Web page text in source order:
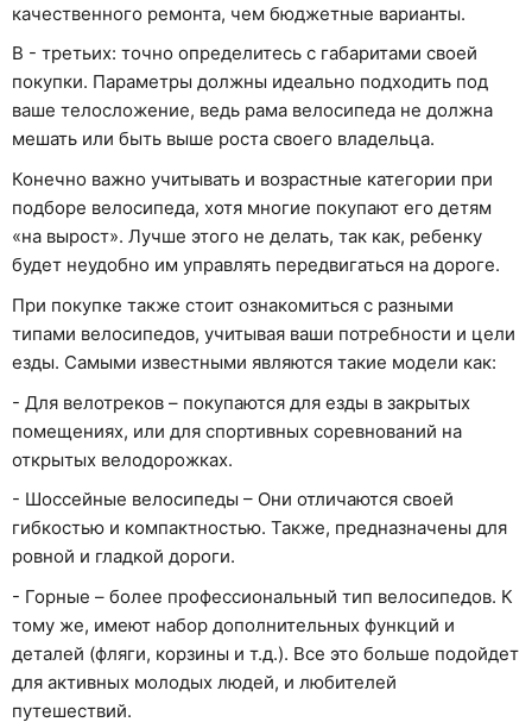
качественного ремонта, чем бюджетные варианты.
В - третьих: точно определитесь с габаритами своей
покупки. Параметры должны идеально подходить под
ваше телосложение, ведь рама велосипеда не должна
мешать или быть выше роста своего владельца.
Конечно важно учитывать и возрастные категории при
подборе велосипеда, хотя многие покупают его детям
«на вырост». Лучше этого не делать, так как, ребенку
будет неудобно им управлять передвигаться на дороге.
При покупке также стоит ознакомиться с разными
типами велосипедов, учитывая ваши потребности и цели
езды. Самыми известными являются такие модели как:
- Для велотреков – покупаются для езды в закрытых
помещениях, или для спортивных соревнований на
открытых велодорожках.
- Шоссейные велосипеды – Они отличаются своей
гибкостью и компактностью. Также, предназначены для
ровной и гладкой дороги.
- Горные – более профессиональный тип велосипедов. К
тому же, имеют набор дополнительных функций и
деталей (фляги, корзины и т.д.). Все это больше подойдет
для активных молодых людей, и любителей
путешествий.